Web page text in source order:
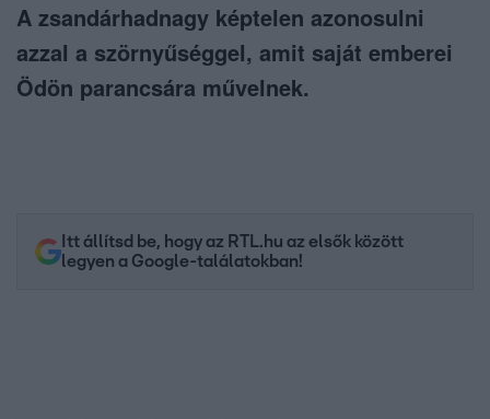
A zsandárhadnagy képtelen azonosulni
azzal a szörnyűséggel, amit saját emberei
Ödön parancsára művelnek.
Itt állítsd be, hogy az RTL.hu az elsők között
legyen a Google-találatokban!